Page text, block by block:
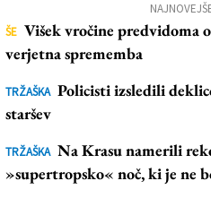
ŠE Višek vročine predvidoma
verjetna sprememba
TRŽAŠKA Policisti izsledili
staršev
TRŽAŠKA Na Krasu namerili
»supertropsko« noč, ki je ne